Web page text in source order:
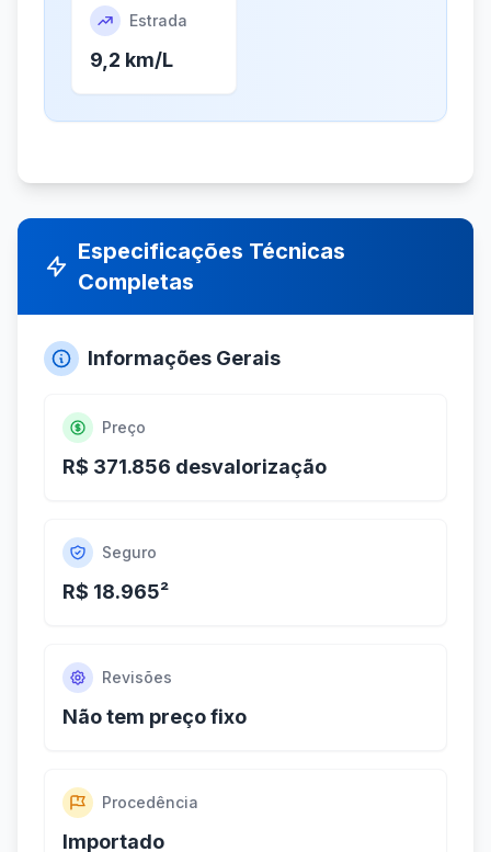
Estrada
9,2 km/L
Especificações Técnicas
Completas
Informações Gerais
Preço
R$ 371.856 desvalorização
Seguro
R$ 18.965²
Revisões
Não tem preço fixo
Procedência
Importado